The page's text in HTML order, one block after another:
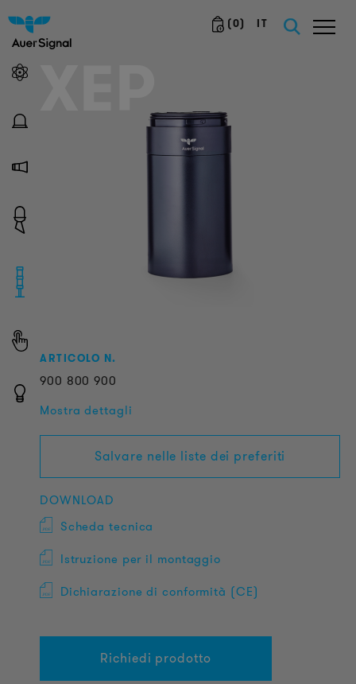
(0) IT
XEP
ARTICOLO N.
900 800 900
Mostra dettagli
Salvare nelle liste dei preferiti
DOWNLOAD
Scheda tecnica
Istruzione per il montaggio
Dichiarazione di conformità (CE)
Richiedi prodotto